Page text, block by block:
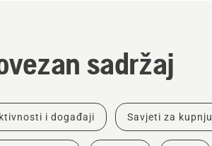
sadržaj
i događaji Savjeti za kupnju